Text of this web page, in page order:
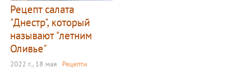
Рецепт салата
"Днестр", который
называют "летним
Оливье"
2022 г., 18 мая Рецепти